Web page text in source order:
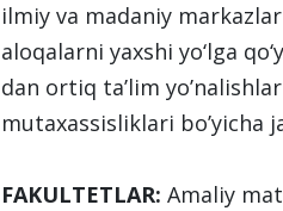
ilmiy va madaniy
aloqalarni yaxshi yo‘lga
dan ortiq ta’lim
mutaxassisliklari bo’yicha
FAKULTETLAR: Amaliy